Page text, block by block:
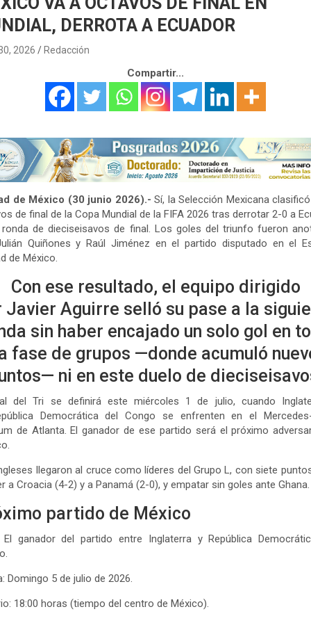
DERROTA A ECUADOR
2026 Redacción
Compartir...
de México (30 junio 2026).- Sí, la Selección Mexicana
de final de la Copa Mundial de la FIFA 2026 tras derrotar 2-0 a
de dieciseisavos de final. Los goles del triunfo fueron
Quiñones y Raúl Jiménez en el partido disputado en el
de México.
Con ese resultado, el equipo dirigido
Javier Aguirre selló su pase a la
sin haber encajado un solo gol en
fase de grupos —donde acumuló
ni en este duelo de
del Tri se definirá este miércoles 1 de julio, cuando
Democrática del Congo se enfrenten en el
de Atlanta. El ganador de ese partido será el próximo
llegaron al cruce como líderes del Grupo L, con siete
a Croacia (4-2) y a Panamá (2-0), y empatar sin goles ante Ghana.
partido de México
El ganador del partido entre Inglaterra y República
Domingo 5 de julio de 2026.
18:00 horas (tiempo del centro de México).